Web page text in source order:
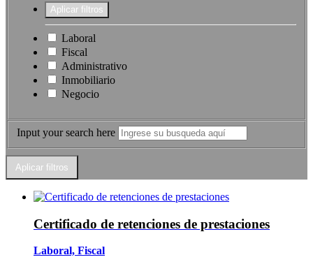
Laboral
Fiscal
Administrativo
Inmobiliario
Negocio
Input your search here
Certificado de retenciones de prestaciones
Laboral, Fiscal